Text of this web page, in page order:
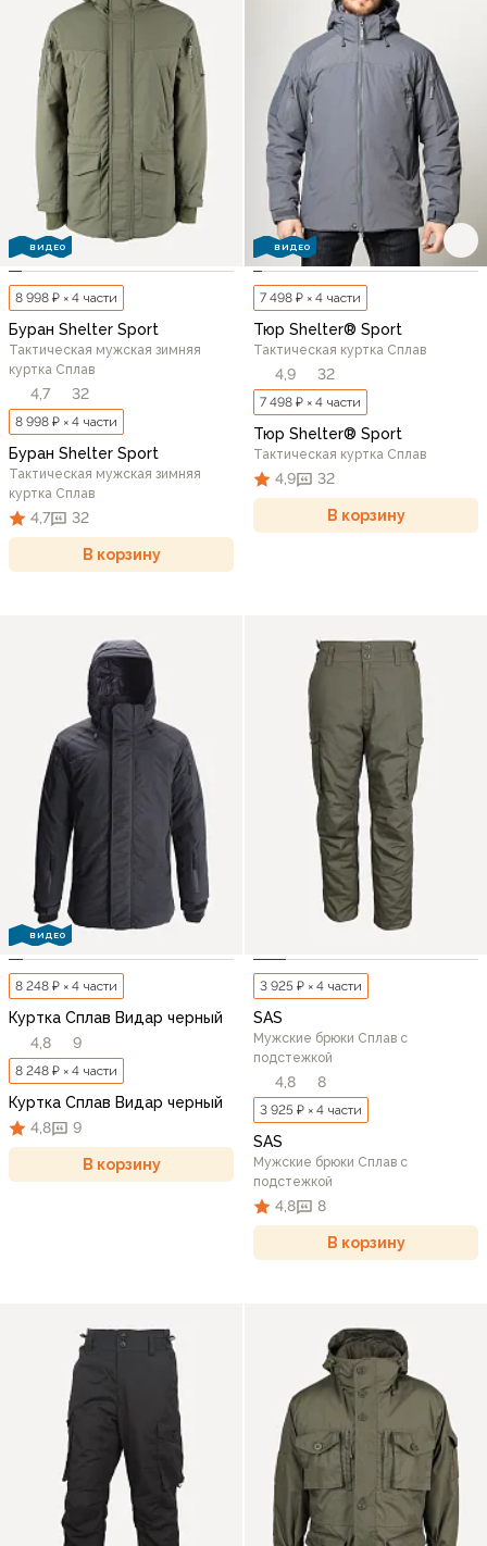
ВИДЕО
8 998 ₽ × 4 части
Буран Shelter Sport
Тактическая мужская зимняя
куртка Сплав
4,7 32
8 998 ₽ × 4 части
Буран Shelter Sport
Тактическая мужская зимняя
куртка Сплав
4,7 32
В корзину
ВИДЕО
7 498 ₽ × 4 части
Тюр Shelter® Sport
Тактическая куртка Сплав
4,9 32
7 498 ₽ × 4 части
Тюр Shelter® Sport
Тактическая куртка Сплав
4,9 32
В корзину
ВИДЕО
8 248 ₽ × 4 части
Куртка Сплав Видар черный
4,8
9
8 248 ₽ × 4 части
Куртка Сплав Видар черный
4,8
9
В корзину
3 925 ₽ × 4 части
SAS
Мужские брюки Сплав с
подстежкой
4,8 8
3 925 ₽ × 4 части
SAS
Мужские брюки Сплав с
подстежкой
4,8 8
В корзину